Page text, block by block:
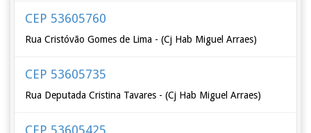
CEP 53605760
Rua Cristóvão Gomes de Lima - (Cj Hab Miguel Arraes)
CEP 53605735
Rua Deputada Cristina Tavares - (Cj Hab Miguel Arraes)
CEP 53605425